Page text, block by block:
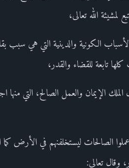
الله تعالى،
الكونية والدينية التي هي سبب
تابعة للقضاء والقدر،
الإيمان والعمل الصالح، التي منها
وعملوا الصالحات ليستخلفنهم في الأرض
وقال تعالى: